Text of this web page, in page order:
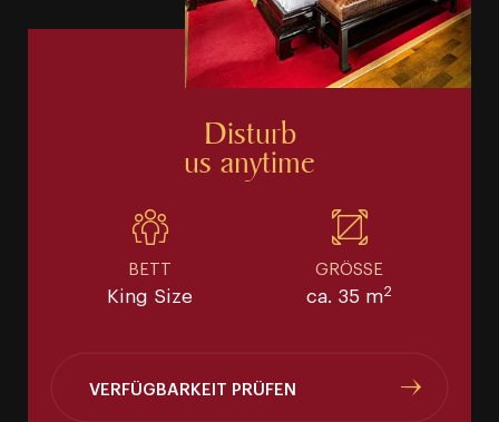
Disturb
us anytime
BETT
King Size
GRÖSSE
ca. 35 m2
VERFÜGBARKEIT PRÜFEN